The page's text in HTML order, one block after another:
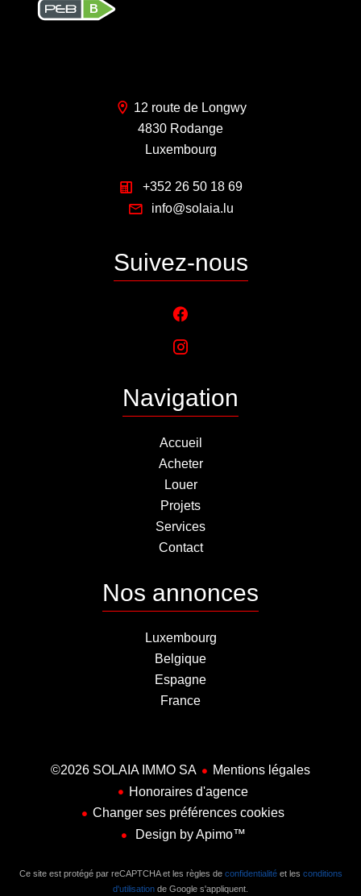
B
12 route de Longwy
4830 Rodange
Luxembourg
+352 26 50 18 69
info@solaia.lu
Suivez-nous
Navigation
Accueil
Acheter
Louer
Projets
Services
Contact
Nos annonces
Luxembourg
Belgique
Espagne
France
©2026 SOLAIA IMMO SA
Mentions légales
Honoraires d'agence
Changer ses préférences cookies
Design byApimo™
Ce site est protégé par reCAPTCHA et les règles de confidentialitéet les conditions
d'utilisation de Google s'appliquent.